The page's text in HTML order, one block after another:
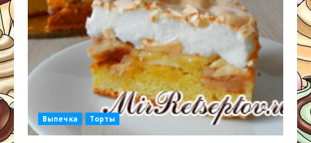
Выпечка Торты